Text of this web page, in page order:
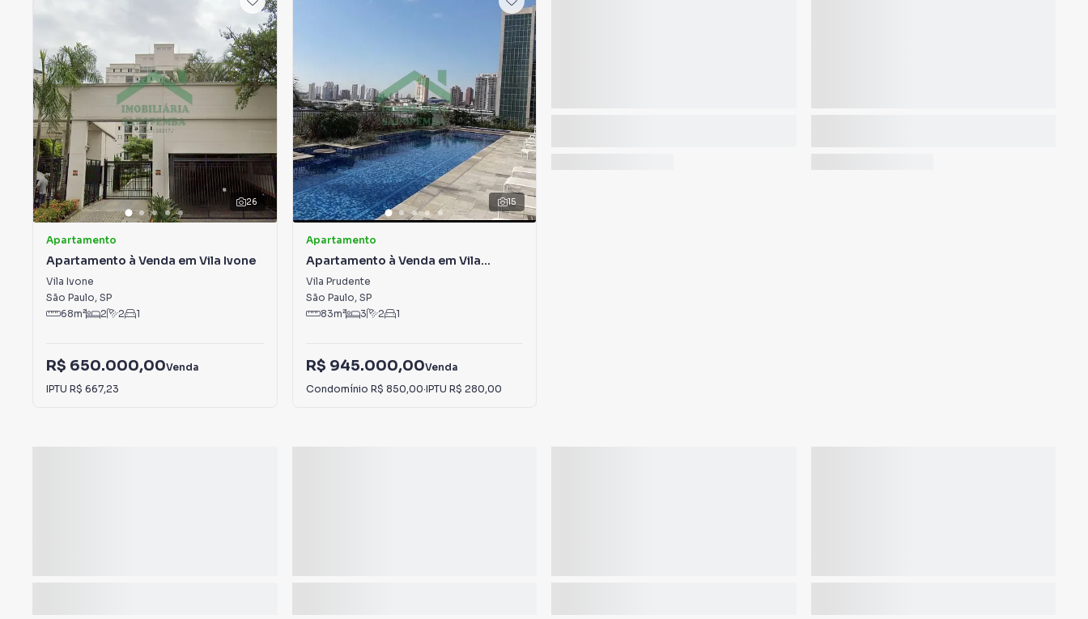
26
Apartamento
Apartamento à Venda em Vila Ivone
Vila Ivone
São Paulo, SP
68m² 2 2 1
R$ 650.000,00Venda
IPTU R$ 667,23
15
Apartamento
Apartamento à Venda em Vila
Prudente
Vila Prudente
São Paulo, SP
83m² 3 2 1
R$ 945.000,00Venda
Condomínio R$ 850,00·IPTU R$ 280,00